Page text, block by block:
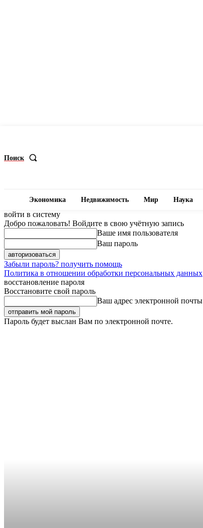
Поиск
Экономика Недвижимость Мир Наука
войти в систему
Добро пожаловать! Войдите в свою учётную запись
Ваше имя пользователя
Ваш пароль
Забыли пароль? получить помощь
Политика в отношении обработки персональных данных
восстановление пароля
Восстановите свой пароль
Ваш адрес электронной почты
Пароль будет выслан Вам по электронной почте.